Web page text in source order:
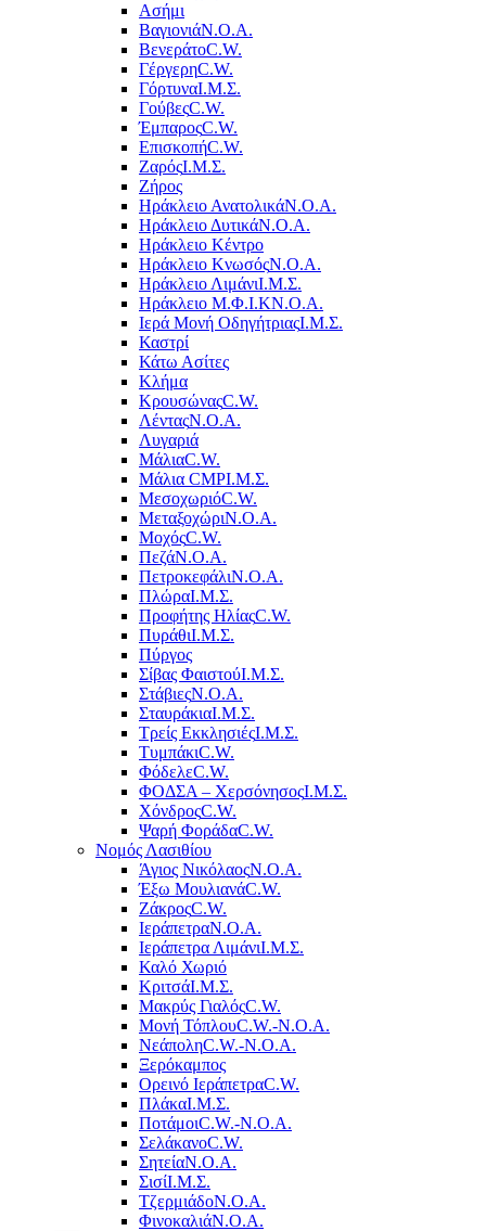
Ασήμι
ΒαγιονιάΝ.Ο.Α.
ΒενεράτοC.W.
ΓέργερηC.W.
ΓόρτυναΙ.Μ.Σ.
ΓούβεςC.W.
ΈμπαροςC.W.
ΕπισκοπήC.W.
ΖαρόςΙ.Μ.Σ.
Ζήρος
Ηράκλειο ΑνατολικάΝ.Ο.Α.
Ηράκλειο ΔυτικάΝ.Ο.Α.
Ηράκλειο Κέντρο
Ηράκλειο ΚνωσόςΝ.Ο.Α.
Ηράκλειο ΛιμάνιΙ.Μ.Σ.
Ηράκλειο Μ.Φ.Ι.ΚΝ.Ο.Α.
Ιερά Μονή ΟδηγήτριαςΙ.Μ.Σ.
Καστρί
Κάτω Ασίτες
Κλήμα
ΚρουσώναςC.W.
ΛένταςΝ.Ο.Α.
Λυγαριά
ΜάλιαC.W.
Μάλια CMPΙ.Μ.Σ.
ΜεσοχωριόC.W.
ΜεταξοχώριΝ.Ο.Α.
ΜοχόςC.W.
ΠεζάΝ.Ο.Α.
ΠετροκεφάλιΝ.Ο.Α.
ΠλώραΙ.Μ.Σ.
Προφήτης ΗλίαςC.W.
ΠυράθιΙ.Μ.Σ.
Πύργος
Σίβας ΦαιστούΙ.Μ.Σ.
ΣτάβιεςΝ.Ο.Α.
ΣταυράκιαΙ.Μ.Σ.
Τρείς ΕκκλησιέςΙ.Μ.Σ.
ΤυμπάκιC.W.
ΦόδελεC.W.
ΦΟΔΣΑ – ΧερσόνησοςΙ.Μ.Σ.
ΧόνδροςC.W.
Ψαρή ΦοράδαC.W.
Νομός Λασιθίου
Άγιος ΝικόλαοςΝ.Ο.Α.
Έξω ΜουλιανάC.W.
ΖάκροςC.W.
ΙεράπετραΝ.Ο.Α.
Ιεράπετρα ΛιμάνιΙ.Μ.Σ.
Καλό Χωριό
ΚριτσάΙ.Μ.Σ.
Μακρύς ΓιαλόςC.W.
Μονή ΤόπλουC.W.-Ν.Ο.Α.
ΝεάποληC.W.-Ν.Ο.Α.
Ξερόκαμπος
Ορεινό ΙεράπετραC.W.
ΠλάκαΙ.Μ.Σ.
ΠοτάμοιC.W.-Ν.Ο.Α.
ΣελάκανοC.W.
ΣητείαΝ.Ο.Α.
ΣισίΙ.Μ.Σ.
ΤζερμιάδοΝ.Ο.Α.
ΦινοκαλιάΝ.Ο.Α.